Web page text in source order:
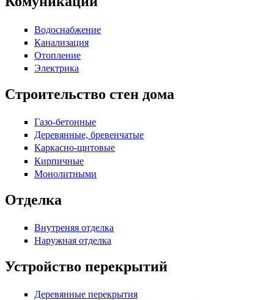
Водоснабжение
Канализация
Отопление
Электрика
Строительство стен дома
Газо-бетонные
Деревянные, бревенчатые
Каркасно-щитовые
Кирпичные
Монолитными
Отделка
Внутреняя отделка
Наружная отделка
Устройство перекрытий
Деревянные перекрытия